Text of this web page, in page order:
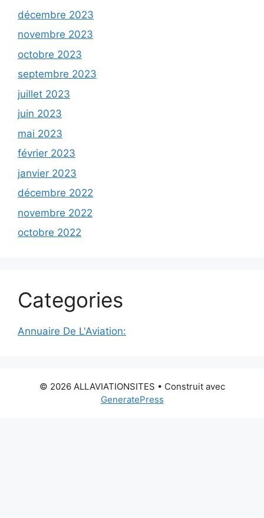
décembre 2023
novembre 2023
octobre 2023
septembre 2023
juillet 2023
juin 2023
mai 2023
février 2023
janvier 2023
décembre 2022
novembre 2022
octobre 2022
Categories
Annuaire De L'Aviation:
© 2026 ALLAVIATIONSITES • Construit avec
GeneratePress